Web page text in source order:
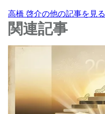
高橋 啓介の他の記事を見る
関連記事